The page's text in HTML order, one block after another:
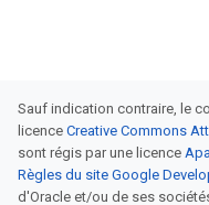
Sauf indication contraire, le
licence Creative Commons
sont régis par une licence
Règles du site Google
d'Oracle et/ou de ses